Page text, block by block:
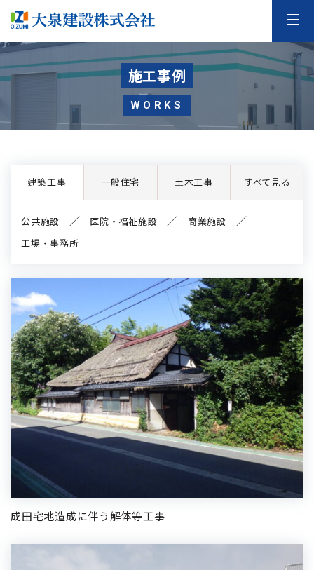
施工事例
WORKS
建築工事 一般住宅 土木工事 すべて見る
公共施設 医院・福祉施設
商業施設
工場・事務所
成田宅地造成に伴う解体等工事